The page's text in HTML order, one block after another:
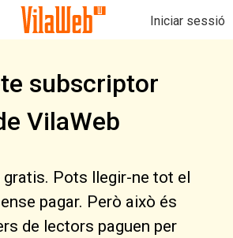
Iniciar sessió
subscriptor
VilaWeb
gratis. Pots llegir-ne tot el
pagar. Però això és
de lectors paguen per